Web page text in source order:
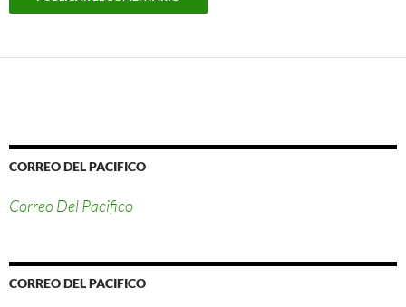
CORREO DEL PACIFICO
Correo Del Pacifico
CORREO DEL PACIFICO